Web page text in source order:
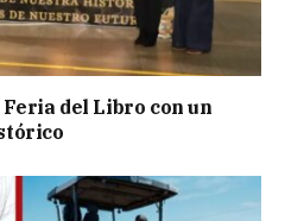
del Libro con un